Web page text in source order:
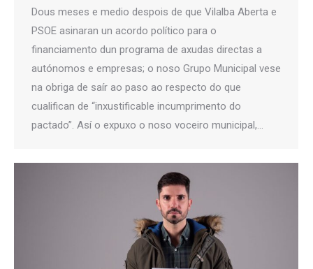
Dous meses e medio despois de que Vilalba Aberta e
PSOE asinaran un acordo político para o
financiamento dun programa de axudas directas a
autónomos e empresas; o noso Grupo Municipal vese
na obriga de saír ao paso ao respecto do que
cualifican de “inxustificable incumprimento do
pactado”. Así o expuxo o noso voceiro municipal,…